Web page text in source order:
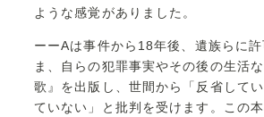
ような感覚がありました。
ーーAは事件から18年後、遺族らに
ま、自らの犯罪事実やその後の生活
歌』を出版し、世間から「反省して
ていない」と批判を受けます。この